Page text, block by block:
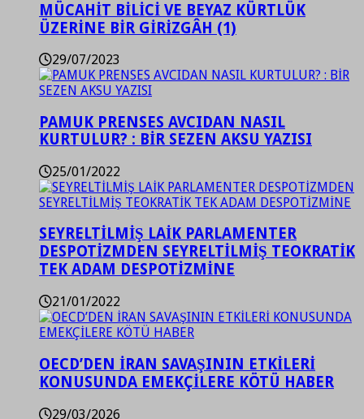
MÜCAHİT BİLİCİ VE BEYAZ KÜRTLÜK
ÜZERİNE BİR GİRİZGÂH (1)
29/07/2023
PAMUK PRENSES AVCIDAN NASIL
KURTULUR? : BİR SEZEN AKSU YAZISI
25/01/2022
SEYRELTİLMİŞ LAİK PARLAMENTER
DESPOTİZMDEN SEYRELTİLMİŞ TEOKRATİK
TEK ADAM DESPOTİZMİNE
21/01/2022
OECD’DEN İRAN SAVAŞININ ETKİLERİ
KONUSUNDA EMEKÇİLERE KÖTÜ HABER
29/03/2026